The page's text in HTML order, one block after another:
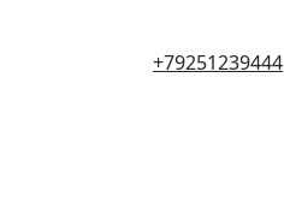
+79251239444